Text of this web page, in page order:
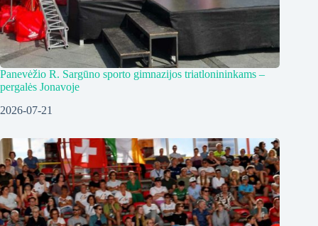
Panevėžio R. Sargūno sporto gimnazijos triatlonininkams –
pergalės Jonavoje
2026-07-21